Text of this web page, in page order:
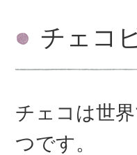
チェコ
チェコは世
つです。